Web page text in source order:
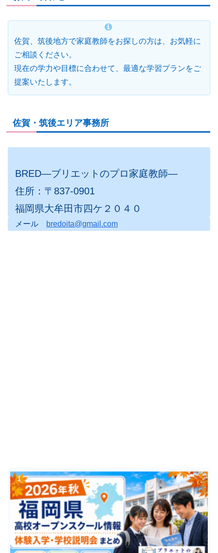
佐賀、筑後地方で家庭教師をお探しの方は、お気軽に
ご相談ください。
現在の学力や目標に合わせて、最適な学習プランをご
提案いたします。
佐賀・筑後エリア事務所
BRED―ブリエットのプロ家庭教師―
住所：〒837-0901
福岡県大牟田市四ケ２０４０
メール bredoita@gmail.com